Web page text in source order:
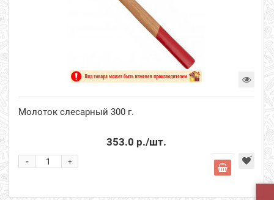
Молоток слесарный 300 г.
353.0 р./шт.
+
-